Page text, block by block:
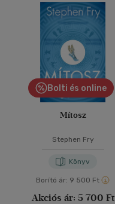
Bolti és online
Mítosz
Stephen Fry
Könyv
Borító ár: 9 500 Ft
Akciós ár: 5 700 Ft